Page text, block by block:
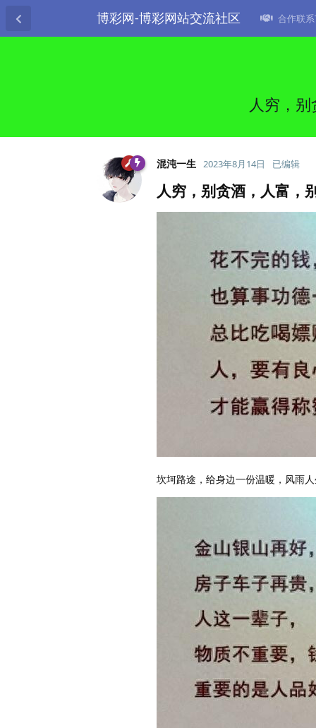
博彩网-博彩网站交流社区 合作联
人穷，
混沌一生 2023年8月14日 已编辑
人穷，别贪酒，人富，
坎坷路途，给身边一份温暖，风雨